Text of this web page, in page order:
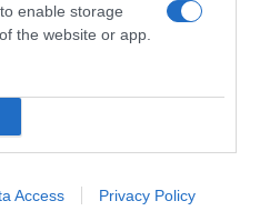
enable storage
the website or app.
Access Privacy Policy